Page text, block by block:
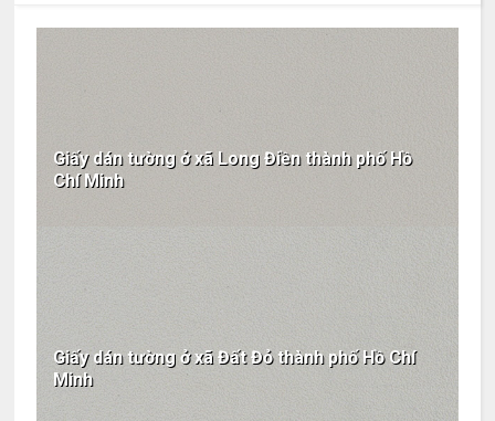
Giấy dán tường ở xã Long Điền thành phố Hồ
Chí Minh
Giấy dán tường ở xã Đất Đỏ thành phố Hồ Chí
Minh